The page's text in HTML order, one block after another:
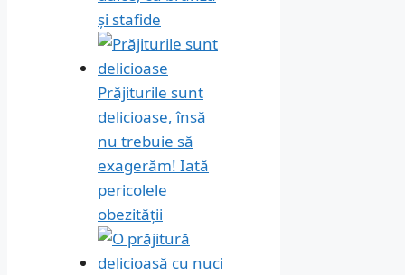
și stafide
Prăjiturile sunt
delicioase, însă
nu trebuie să
exagerăm! Iată
pericolele
obezității